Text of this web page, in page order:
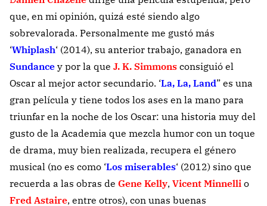
que, en mi opinión, quizá esté siendo algo
sobrevalorada. Personalmente me gustó más
‘Whiplash‘ (2014), su anterior trabajo, ganadora en
Sundance y por la que J. K. Simmons consiguió el
Oscar al mejor actor secundario. ‘La, La, Land” es una
gran película y tiene todos los ases en la mano para
triunfar en la noche de los Oscar: una historia muy del
gusto de la Academia que mezcla humor con un toque
de drama, muy bien realizada, recupera el género
musical (no es como ‘Los miserables‘ (2012) sino que
recuerda a las obras de Gene Kelly, Vicent Minnelli o
Fred Astaire, entre otros), con unas buenas